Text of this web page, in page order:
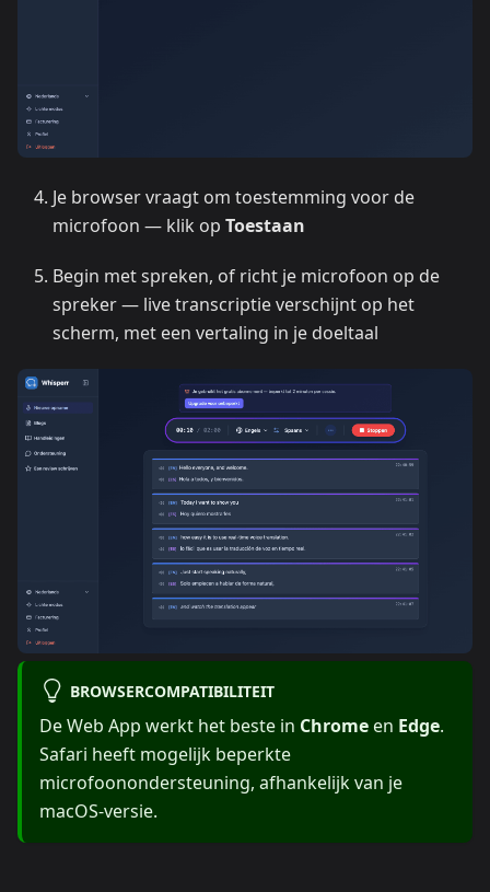
Je browser vraagt om toestemming voor de
microfoon — klik op Toestaan
Begin met spreken, of richt je microfoon op de
spreker — live transcriptie verschijnt op het
scherm, met een vertaling in je doeltaal
BROWSERCOMPATIBILITEIT
De Web App werkt het beste in Chromeen Edge.
Safari heeft mogelijk beperkte
microfoonondersteuning, afhankelijk van je
macOS-versie.